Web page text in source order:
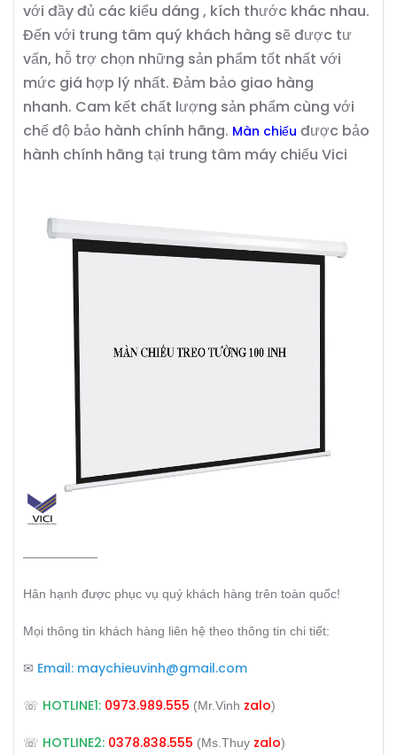
với đầy đủ các kiểu dáng , kích thước khác nhau.
Đến với trung tâm quý khách hàng sẽ được tư
vấn, hỗ trợ chọn những sản phẩm tốt nhất với
mức giá hợp lý nhất. Đảm bảo giao hàng
nhanh. Cam kết chất lượng sản phẩm cùng với
chế độ bảo hành chính hãng. Màn chiếu được bảo
hành chính hãng tại trung tâm máy chiếu Vici
——————
Hân hạnh được phục vụ quý khách hàng trên toàn quốc!
Mọi thông tin khách hàng liên hệ theo thông tin chi tiết:
✉ Email: maychieuvinh@gmail.com
☏ HOTLINE1: 0973.989.555 (Mr.Vinh zalo)
☏ HOTLINE2: 0378.838.555 (Ms.Thuy zalo)